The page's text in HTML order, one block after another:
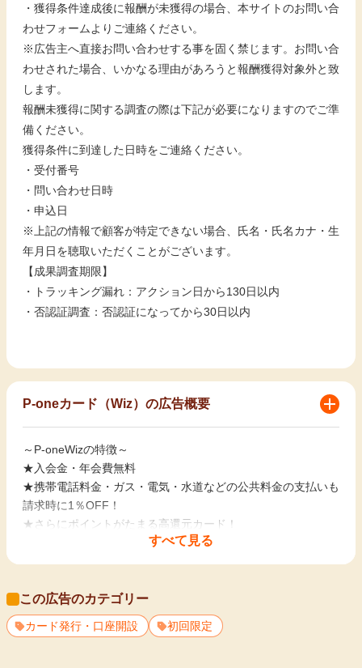
・獲得条件達成後に報酬が未獲得の場合、本サイトのお問い合
わせフォームよりご連絡ください。
※広告主へ直接お問い合わせする事を固く禁じます。お問い合
わせされた場合、いかなる理由があろうと報酬獲得対象外と致
します。
報酬未獲得に関する調査の際は下記が必要になりますのでご準
備ください。
獲得条件に到達した日時をご連絡ください。
・受付番号
・問い合わせ日時
・申込日
※上記の情報で顧客が特定できない場合、氏名・氏名カナ・生
年月日を聴取いただくことがございます。
【成果調査期限】
・トラッキング漏れ：アクション日から130日以内
・否認証調査：否認証になってから30日以内
すべて見る
P-oneカード（Wiz）の広告概要
～P-oneWizの特徴～
★入会金・年会費無料
★携帯電話料金・ガス・電気・水道などの公共料金の支払いも
請求時に1％OFF！
★さらにポイントがたまる高還元カード！
★お支払い金額をご自身で設定できる、支払自由型カード！
ぜひご利用ください！
この広告のカテゴリー
カード発行・口座開設 初回限定